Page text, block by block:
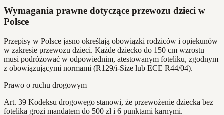
Wymagania prawne dotyczące przewozu dzieci w
Polsce
Przepisy w Polsce jasno określają obowiązki rodziców i opiekunów
w zakresie przewozu dzieci. Każde dziecko do 150 cm wzrostu
musi podróżować w odpowiednim, atestowanym foteliku, zgodnym
z obowiązującymi normami (R129/i-Size lub ECE R44/04).
Prawo o ruchu drogowym
Art. 39 Kodeksu drogowego stanowi, że przewożenie dziecka bez
fotelika grozi mandatem do 500 zł i 6 punktami karnymi.